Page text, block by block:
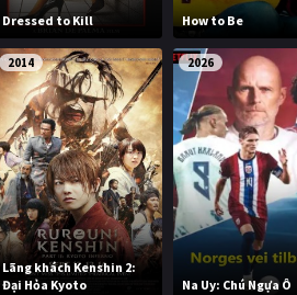
Dressed to Kill How to Be
2014
Lãng khách Kenshin 2:
Đại Hỏa Kyoto
2026
Na Uy: Chú Ngựa Ô